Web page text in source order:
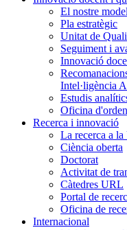
El nostre
Pla estratègic
Unitat de
Seguiment i
Innovació
Intel·ligència
Estudis
Oficina
Recerca i innovació
La recerca a
Ciència oberta
Doctorat
Activitat de
Càtedres URL
Portal de
Oficina de
Internacional